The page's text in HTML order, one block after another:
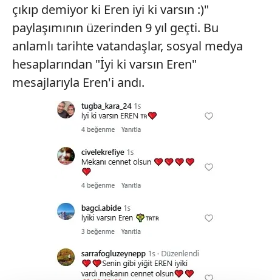
çıkıp demiyor ki Eren iyi ki varsın :)"
paylaşımının üzerinden 9 yıl geçti. Bu
anlamlı tarihte vatandaşlar, sosyal medya
hesaplarından "İyi ki varsın Eren"
mesajlarıyla Eren'i andı.